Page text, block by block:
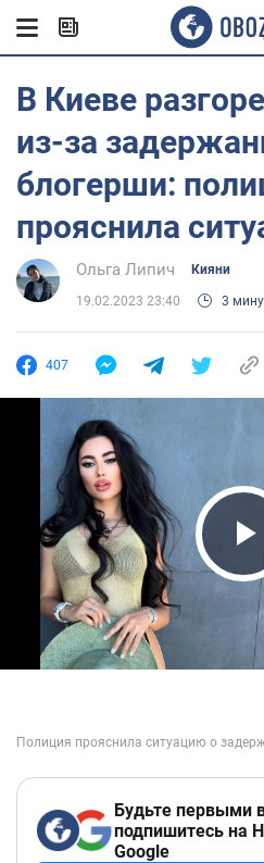
В Киеве
из-за
блогерши:
прояснила
Ольга Липич Кияни
19.02.2023 23:40 3
407
Будьте первыми
подпишитесь на
Google